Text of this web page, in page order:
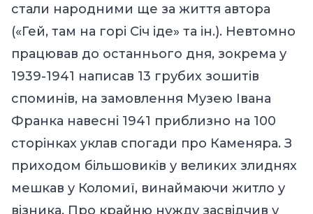
стали народними ще за життя автора
(«Гей, там на горі Січ іде» та ін.). Невтомно
працював до останнього дня, зокрема у
1939-1941 написав 13 грубих зошитів
споминів, на замовлення Музею Івана
Франка навесні 1941 приблизно на 100
сторінках уклав спогади про Каменяра. З
приходом більшовиків у великих злиднях
мешкав у Коломиї, винаймаючи житло у
візника. Про крайню нужду засвідчив у